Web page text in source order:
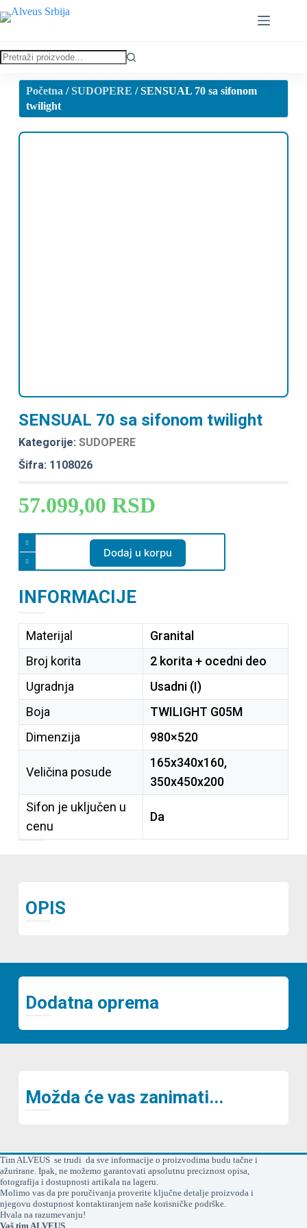
Početna /SUDOPERE / SENSUAL 70 sa sifonom
twilight
SENSUAL 70 sa sifonom twilight
Kategorije: SUDOPERE
Šifra: 1108026
57.099,00 RSD
Dodaj u korpu
INFORMACIJE
Materijal
Granital
Broj korita
2 korita + ocedni deo
Ugradnja
Usadni (I)
Boja
TWILIGHT G05M
Dimenzija
980×520
Veličina posude
165x340x160,
350x450x200
Sifon je uključen u
cenu
Da
OPIS
Dodatna oprema
Možda će vas zanimati...
Tim ALVEUS se trudi da sve informacije o proizvodima budu tačne i
ažurirane. Ipak, ne možemo garantovati apsolutnu preciznost opisa,
fotografija i dostupnosti artikala na lageru.
Molimo vas da pre poručivanja proverite ključne detalje proizvoda i
njegovu dostupnost kontaktiranjem naše korisničke podrške.
Hvala na razumevanju!
Vaš tim ALVEUS